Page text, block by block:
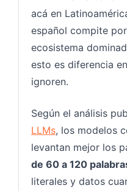
acá en
español compite
ecosistema
esto es diferencia
ignoren.
Según el análisis
LLMs, los modelos
levantan mejor los
de 60 a 120
literales y datos